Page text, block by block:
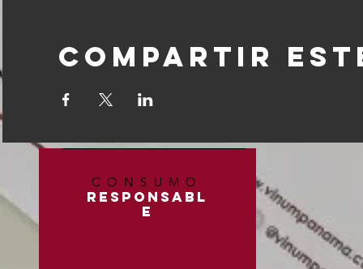
Compartir
CONSUMO
RESPONSABL
E